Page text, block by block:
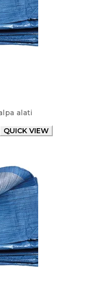
alati
QUICK VIEW